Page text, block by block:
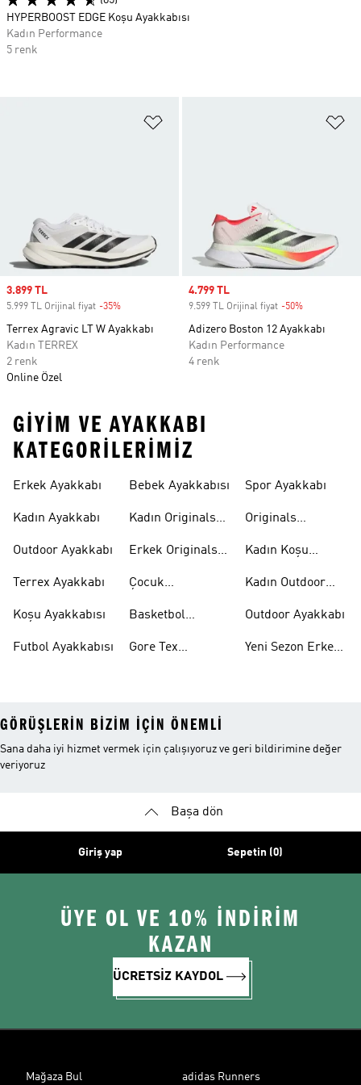
Sale price
3.899 TL
5.999 TL Orijinal fiyat -35%
Terrex Agravic LT W Ayakkabı
Kadın TERREX
2 renk
Online Özel
Sale price
4.799 TL
9.599 TL Orijinal fiyat -50%
Adizero Boston 12 Ayakkabı
Kadın Performance
4 renk
HYPERBOOST EDGE Koşu Ayakkabısı
Kadın Performance
5 renk
GIYIM VE AYAKKABI
KATEGORILERIMIZ
Erkek Ayakkabı
Kadın Ayakkabı
Outdoor Ayakkabı
Terrex Ayakkabı
Koşu Ayakkabısı
Futbol Ayakkabısı
Bebek Ayakkabısı
Kadın Originals
Erkek Originals
Çocuk
Basketbol
Gore Tex
Spor Ayakkabı
Originals
Kadın Koşu
Kadın Outdoor
Outdoor Ayakkabı
Yeni Sezon Erkek
GÖRÜŞLERIN BIZIM IÇIN ÖNEMLI
Sana daha iyi hizmet vermek için çalışıyoruz ve geri bildirimine değer
veriyoruz
Başa dön
Giriş yap Sepetin (0)
ÜYE OL VE 10% İNDİRİM
KAZAN
ÜCRETSİZ KAYDOL
Mağaza Bul adidas Runners